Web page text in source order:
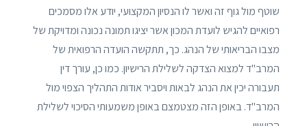
שוטף מול גוף זה ואשר לו הנסיון המקצועי, יודע אלו מסמכים
רפואיים להגיש לועדת המכון אשר יציגו תמונה נכונה ומדויקת של
מצבו הבריאותי של הנהג. כך, תתקשה הועדה הרפואית של
המרב"ד למצוא הצדקה לשלילת הרישיון. כמו כן, עורך דין
תעבורה יכין את הנהג לבאות ויסביר אודות התהליך הצפוי מול
המרב"ד. באופן הזה מצטמצם באופן משמעותי הסיכוי לשלילת